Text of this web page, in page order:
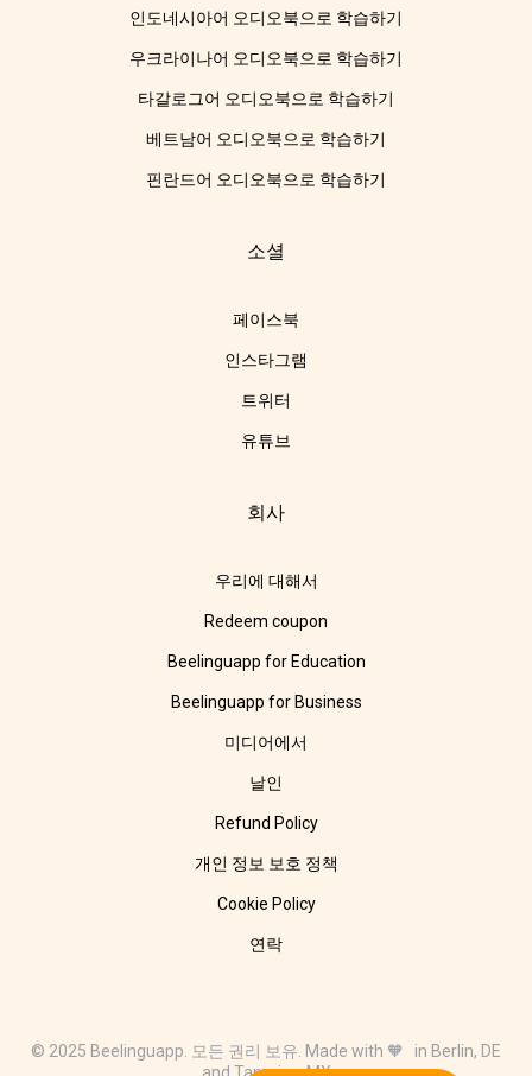
인도네시아어 오디오북으로 학습하기
우크라이나어 오디오북으로 학습하기
타갈로그어 오디오북으로 학습하기
베트남어 오디오북으로 학습하기
핀란드어 오디오북으로 학습하기
소셜
페이스북
인스타그램
트위터
유튜브
회사
우리에 대해서
Redeem coupon
Beelinguapp for Education
Beelinguapp for Business
미디어에서
날인
Refund Policy
개인 정보 보호 정책
Cookie Policy
연락
© 2025 Beelinguapp. 모든 권리 보유. Made with 🧡 in Berlin, DE